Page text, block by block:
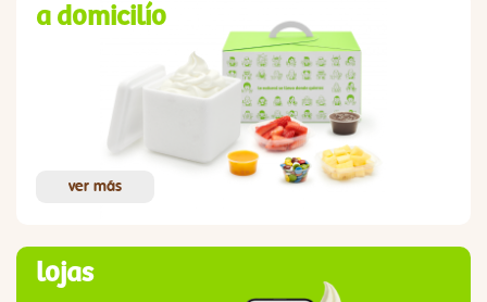
a domicilío
ver más
lojas